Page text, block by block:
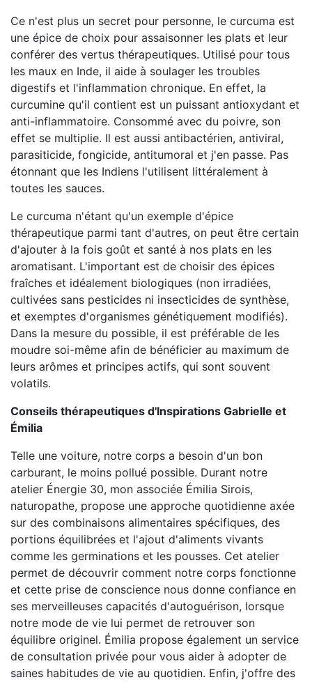
Ce n'est plus un secret pour personne, le curcuma est
une épice de choix pour assaisonner les plats et leur
conférer des vertus thérapeutiques. Utilisé pour tous
les maux en Inde, il aide à soulager les troubles
digestifs et l'inflammation chronique. En effet, la
curcumine qu'il contient est un puissant antioxydant et
anti-inflammatoire. Consommé avec du poivre, son
effet se multiplie. Il est aussi antibactérien, antiviral,
parasiticide, fongicide, antitumoral et j'en passe. Pas
étonnant que les Indiens l'utilisent littéralement à
toutes les sauces.
Le curcuma n'étant qu'un exemple d'épice
thérapeutique parmi tant d'autres, on peut être certain
d'ajouter à la fois goût et santé à nos plats en les
aromatisant. L'important est de choisir des épices
fraîches et idéalement biologiques (non irradiées,
cultivées sans pesticides ni insecticides de synthèse,
et exemptes d'organismes génétiquement modifiés).
Dans la mesure du possible, il est préférable de les
moudre soi-même afin de bénéficier au maximum de
leurs arômes et principes actifs, qui sont souvent
volatils.
Conseils thérapeutiques d'Inspirations Gabrielle et
Émilia
Telle une voiture, notre corps a besoin d'un bon
carburant, le moins pollué possible. Durant notre
atelier Énergie 30, mon associée Émilia Sirois,
naturopathe, propose une approche quotidienne axée
sur des combinaisons alimentaires spécifiques, des
portions équilibrées et l'ajout d'aliments vivants
comme les germinations et les pousses. Cet atelier
permet de découvrir comment notre corps fonctionne
et cette prise de conscience nous donne confiance en
ses merveilleuses capacités d'autoguérison, lorsque
notre mode de vie lui permet de retrouver son
équilibre originel. Émilia propose également un service
de consultation privée pour vous aider à adopter de
saines habitudes de vie au quotidien. Enfin, j'offre des